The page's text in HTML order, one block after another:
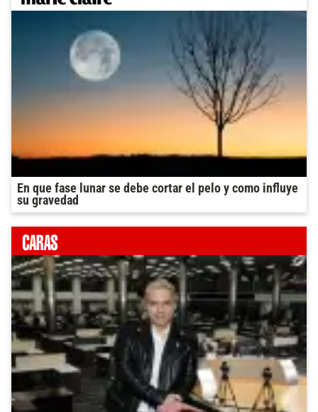
En que fase lunar se debe cortar el pelo y como influye
su gravedad